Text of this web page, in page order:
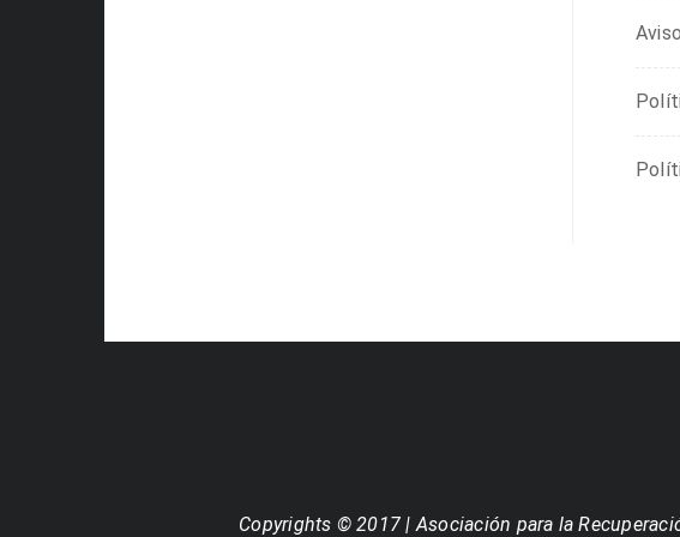
Copyrights © 2017 | Asociación para la